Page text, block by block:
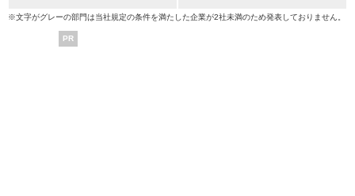
※文字がグレーの部門は当社規定の条件を満たした企業が2社未満のため発表しておりません。
PR